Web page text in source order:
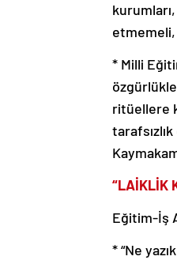
etmemeli,
* Milli
ritüellere
“LAİKLİK
Eğitim-İş
* “Ne